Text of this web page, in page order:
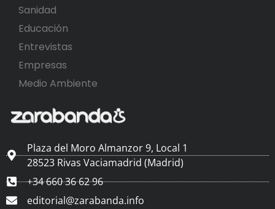
Sanidad
Educación
Entrevistas
Empresas
Medio Ambiente
Plaza del Moro Almanzor 9, Local 1
28523 Rivas Vaciamadrid (Madrid)
+34 660 36 62 96
editorial@zarabanda.info